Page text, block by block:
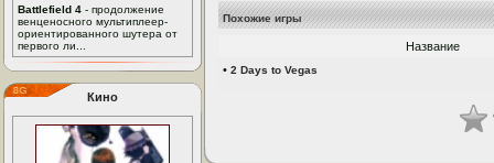
Battlefield 4 - продолжение
венценосного мультиплеер-
ориентированного шутера от
первого ли...
Кино
Похожие игры
Название
• 2 Days to Vegas